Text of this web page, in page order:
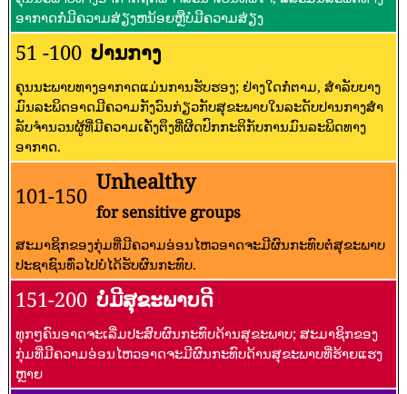
ອາກາດກໍ່ມີຄວາມສ່ຽງຫນ້ອຍຫຼືບໍ່ມີຄວາມສ່ຽງ
51 -100 ປານກາງ
ຄຸນນະພາບທາງອາກາດແມ່ນການຮັບຮອງ; ຢ່າງໃດກໍ່ຕາມ, ສໍາລັບບາງ
ມົນລະພິດອາດມີຄວາມກັງວົນກ່ຽວກັບສຸຂະພາບໃນລະດັບປານກາງສໍາ
ລັບຈໍານວນຜູ້ທີ່ມີຄວາມເຄັ່ງຕຶງທີ່ຜິດປົກກະຕິກັບການມົນລະພິດທາງ
ອາກາດ.
101-150
Unhealthy
for sensitive groups
ສະມາຊິກຂອງກຸ່ມທີ່ມີຄວາມອ່ອນໄຫວອາດຈະມີຜົນກະທົບຕໍ່ສຸຂະພາບ
ປະຊາຊົນທົ່ວໄປບໍ່ໄດ້ຮັບຜົນກະທົບ.
151-200 ບໍ່ມີສຸຂະພາບດີ
ທຸກໆຄົນອາດຈະເລີ່ມປະສົບຜົນກະທົບດ້ານສຸຂະພາບ; ສະມາຊິກຂອງ
ກຸ່ມທີ່ມີຄວາມອ່ອນໄຫວອາດຈະມີຜົນກະທົບດ້ານສຸຂະພາບທີ່ຮ້າຍແຮງ
ຫຼາຍ